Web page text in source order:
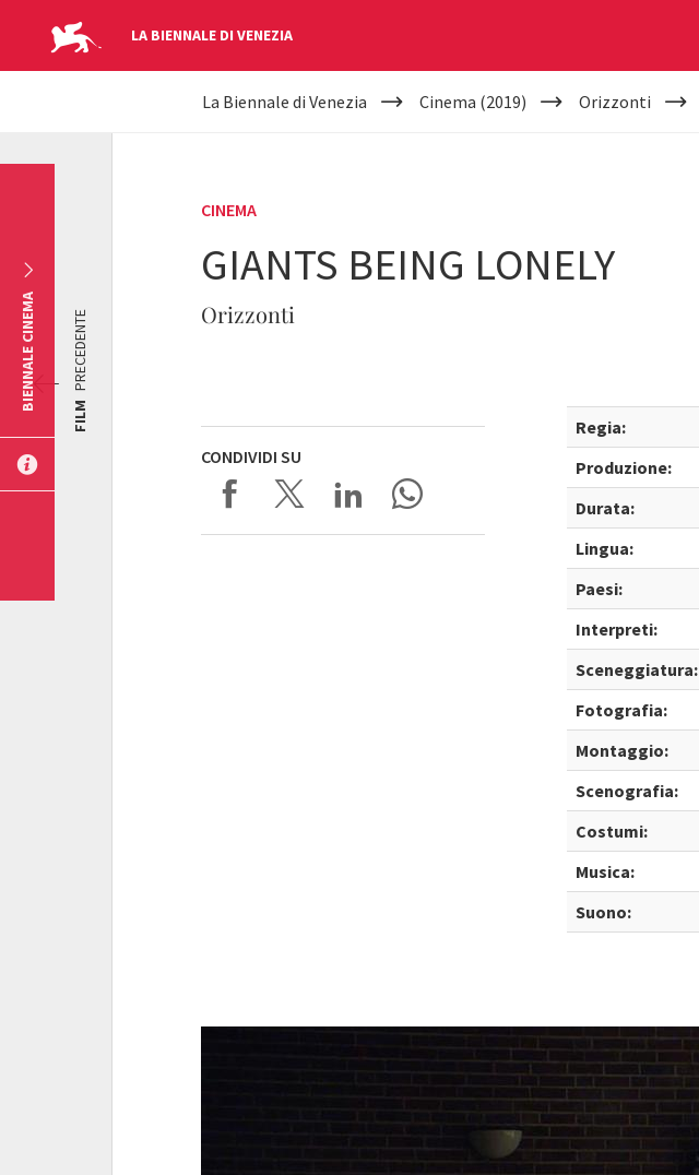
LA BIENNALE DI VENEZIA
YOUR
La Biennale di Venezia Cinema (2019) Orizzonti
CINEMA
GIANTS BEING LONELY
Orizzonti
CONDIVIDI SU
Regia:
Produzione:
Durata:
Lingua:
Paesi:
Interpreti:
Sceneggiatura:
Fotografia:
Montaggio:
Scenografia:
Costumi:
Musica:
Suono:
FILM
PRECEDENTE
BIENNALE CINEMA